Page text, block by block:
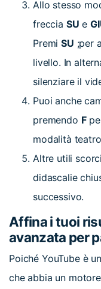
Allo stesso
freccia SU e
Premi SU ;per
livello. In
silenziare il
Puoi anche
premendo F
modalità
Altre utili
didascalie
successivo.
Affina i tuoi
avanzata per
Poiché YouTube è
che abbia un